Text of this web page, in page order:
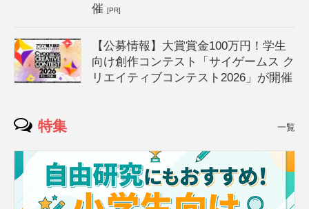
催[PR]
【公募情報】大賞賞金100万円！学生
向け創作コンテスト「サイゲームス ク
リエイティブコンテスト2026」が開催
特集 一覧